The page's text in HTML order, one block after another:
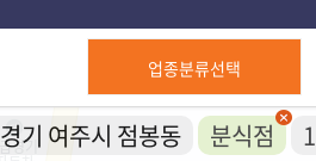
업종분류선택
경기 여주시 점봉동 분식점 1